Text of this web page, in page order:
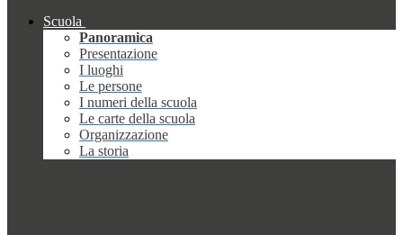
Scuola
Panoramica
Presentazione
I luoghi
Le persone
I numeri della scuola
Le carte della scuola
Organizzazione
La storia